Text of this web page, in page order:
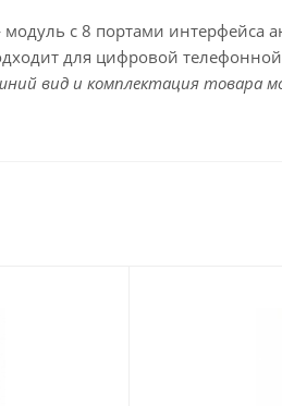
с 8 портами интерфейса
для цифровой телефонной
вид и комплектация товара